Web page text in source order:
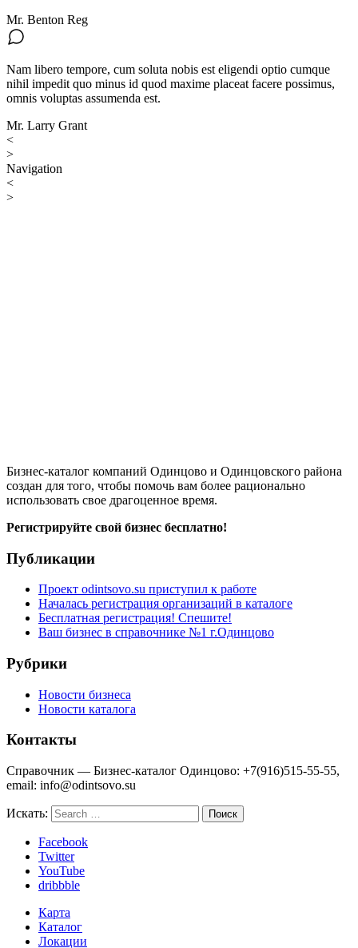
Mr. Benton Reg
Nam libero tempore, cum soluta nobis est eligendi optio cumque
nihil impedit quo minus id quod maxime placeat facere possimus,
omnis voluptas assumenda est.
Mr. Larry Grant
<
>
Navigation
<
>
Бизнес-каталог компаний Одинцово и Одинцовского района
создан для того, чтобы помочь вам более рационально
использовать свое драгоценное время.
Регистрируйте свой бизнес бесплатно!
Публикации
Проект odintsovo.su приступил к работе
Началась регистрация организаций в каталоге
Бесплатная регистрация! Спешите!
Ваш бизнес в справочнике №1 г.Одинцово
Рубрики
Новости бизнеса
Новости каталога
Контакты
Справочник — Бизнес-каталог Одинцово: +7(916)515-55-55,
email: info@odintsovo.su
Искать:
Facebook
Twitter
YouTube
dribbble
Карта
Каталог
Локации